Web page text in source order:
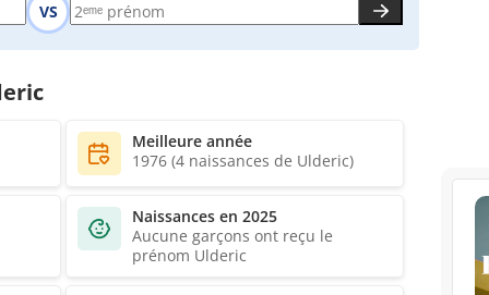
VS
Meilleure année
1976 (4 naissances de Ulderic)
Naissances en 2025
Aucune garçons ont reçu le
prénom Ulderic